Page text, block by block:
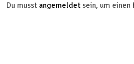
Du musst angemeldet sein, um einen